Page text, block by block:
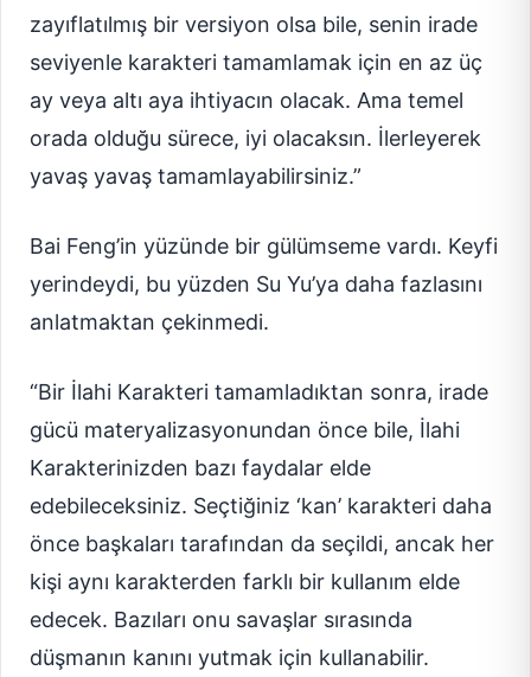
zayıflatılmış bir versiyon olsa bile, senin irade
seviyenle karakteri tamamlamak için en az üç
ay veya altı aya ihtiyacın olacak. Ama temel
orada olduğu sürece, iyi olacaksın. İlerleyerek
yavaş yavaş tamamlayabilirsiniz.”
Bai Feng’in yüzünde bir gülümseme vardı. Keyfi
yerindeydi, bu yüzden Su Yu’ya daha fazlasını
anlatmaktan çekinmedi.
“Bir İlahi Karakteri tamamladıktan sonra, irade
gücü materyalizasyonundan önce bile, İlahi
Karakterinizden bazı faydalar elde
edebileceksiniz. Seçtiğiniz ‘kan’ karakteri daha
önce başkaları tarafından da seçildi, ancak her
kişi aynı karakterden farklı bir kullanım elde
edecek. Bazıları onu savaşlar sırasında
düşmanın kanını yutmak için kullanabilir.